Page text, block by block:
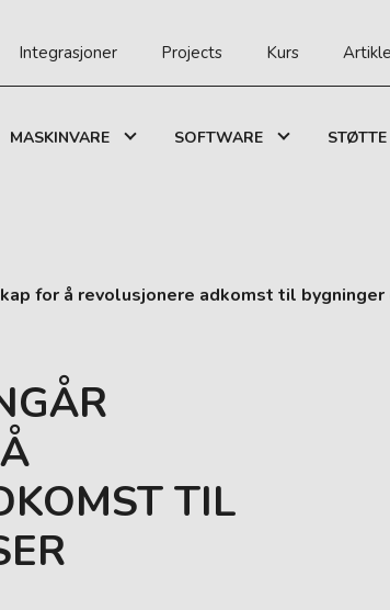
Integrasjoner Projects Kurs
MASKINVARE SOFTWARE STØTTE
for å revolusjonere adkomst til
TIL